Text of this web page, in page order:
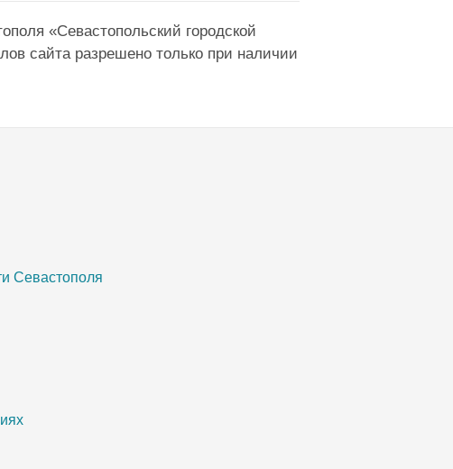
«Севастопольский городской
сайта разрешено только при наличии
Севастополя